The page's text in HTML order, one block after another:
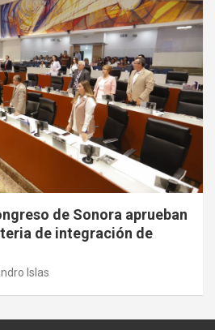
de Sonora aprueban
de integración de
Islas